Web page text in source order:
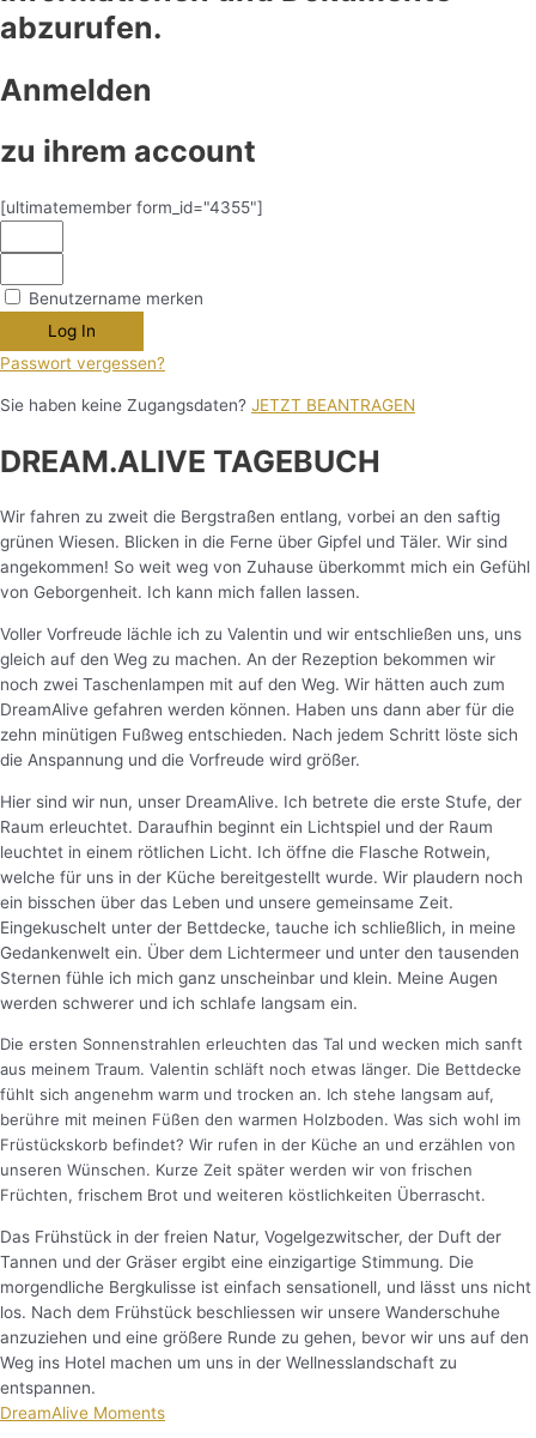
abzurufen.
Anmelden
zu ihrem account
[ultimatemember form_id="4355"]
Benutzername merken
Log In
Passwort vergessen?
Sie haben keine Zugangsdaten? JETZT BEANTRAGEN
DREAM.ALIVE TAGEBUCH
Wir fahren zu zweit die Bergstraßen entlang, vorbei an den saftig
grünen Wiesen. Blicken in die Ferne über Gipfel und Täler. Wir sind
angekommen! So weit weg von Zuhause überkommt mich ein Gefühl
von Geborgenheit. Ich kann mich fallen lassen.
Voller Vorfreude lächle ich zu Valentin und wir entschließen uns, uns
gleich auf den Weg zu machen. An der Rezeption bekommen wir
noch zwei Taschenlampen mit auf den Weg. Wir hätten auch zum
DreamAlive gefahren werden können. Haben uns dann aber für die
zehn minütigen Fußweg entschieden. Nach jedem Schritt löste sich
die Anspannung und die Vorfreude wird größer.
Hier sind wir nun, unser DreamAlive. Ich betrete die erste Stufe, der
Raum erleuchtet. Daraufhin beginnt ein Lichtspiel und der Raum
leuchtet in einem rötlichen Licht. Ich öffne die Flasche Rotwein,
welche für uns in der Küche bereitgestellt wurde. Wir plaudern noch
ein bisschen über das Leben und unsere gemeinsame Zeit.
Eingekuschelt unter der Bettdecke, tauche ich schließlich, in meine
Gedankenwelt ein. Über dem Lichtermeer und unter den tausenden
Sternen fühle ich mich ganz unscheinbar und klein. Meine Augen
werden schwerer und ich schlafe langsam ein.
Die ersten Sonnenstrahlen erleuchten das Tal und wecken mich sanft
aus meinem Traum. Valentin schläft noch etwas länger. Die Bettdecke
fühlt sich angenehm warm und trocken an. Ich stehe langsam auf,
berühre mit meinen Füßen den warmen Holzboden. Was sich wohl im
Früstückskorb befindet? Wir rufen in der Küche an und erzählen von
unseren Wünschen. Kurze Zeit später werden wir von frischen
Früchten, frischem Brot und weiteren köstlichkeiten Überrascht.
Das Frühstück in der freien Natur, Vogelgezwitscher, der Duft der
Tannen und der Gräser ergibt eine einzigartige Stimmung. Die
morgendliche Bergkulisse ist einfach sensationell, und lässt uns nicht
los. Nach dem Frühstück beschliessen wir unsere Wanderschuhe
anzuziehen und eine größere Runde zu gehen, bevor wir uns auf den
Weg ins Hotel machen um uns in der Wellnesslandschaft zu
entspannen.
DreamAlive Moments